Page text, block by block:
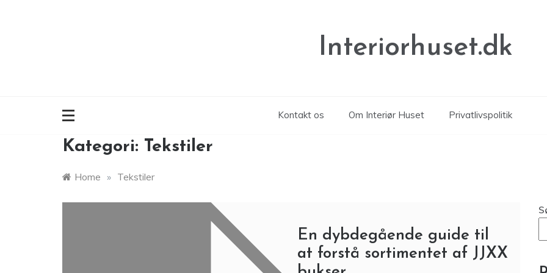
Interiorhuset.dk
Kontakt os Om Interiør Huset Privatlivspolitik
Kategori: Tekstiler
Home » Tekstiler
En dybdegående guide til
at forstå sortimentet af JJXX